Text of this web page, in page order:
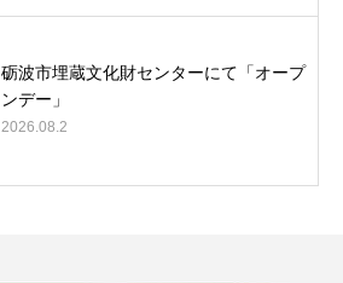
砺波市埋蔵文化財センターにて「オープ
ンデー」
2026.08.2